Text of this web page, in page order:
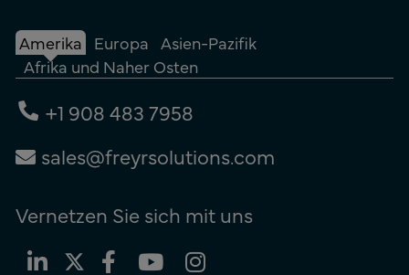
Amerika Europa Asien-Pazifik
Afrika und Naher Osten
+1 908 483 7958
sales@freyrsolutions.com
Vernetzen Sie sich mit uns